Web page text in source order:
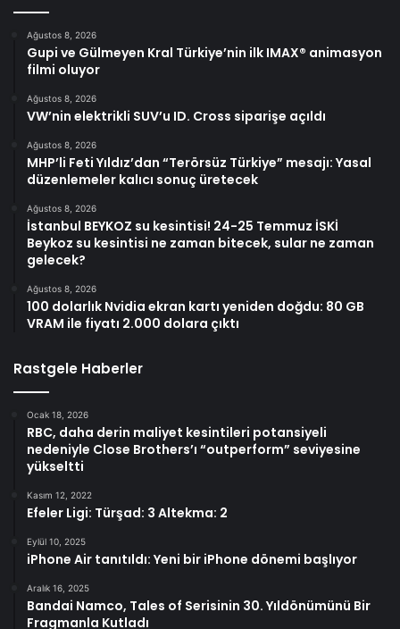
Ağustos 8, 2026
Gupi ve Gülmeyen Kral Türkiye’nin ilk IMAX® animasyon
filmi oluyor
Ağustos 8, 2026
VW’nin elektrikli SUV’u ID. Cross siparişe açıldı
Ağustos 8, 2026
MHP’li Feti Yıldız’dan “Terörsüz Türkiye” mesajı: Yasal
düzenlemeler kalıcı sonuç üretecek
Ağustos 8, 2026
İstanbul BEYKOZ su kesintisi! 24-25 Temmuz İSKİ
Beykoz su kesintisi ne zaman bitecek, sular ne zaman
gelecek?
Ağustos 8, 2026
100 dolarlık Nvidia ekran kartı yeniden doğdu: 80 GB
VRAM ile fiyatı 2.000 dolara çıktı
Rastgele Haberler
Ocak 18, 2026
RBC, daha derin maliyet kesintileri potansiyeli
nedeniyle Close Brothers’ı “outperform” seviyesine
yükseltti
Kasım 12, 2022
Efeler Ligi: Türşad: 3 Altekma: 2
Eylül 10, 2025
iPhone Air tanıtıldı: Yeni bir iPhone dönemi başlıyor
Aralık 16, 2025
Bandai Namco, Tales of Serisinin 30. Yıldönümünü Bir
Fragmanla Kutladı